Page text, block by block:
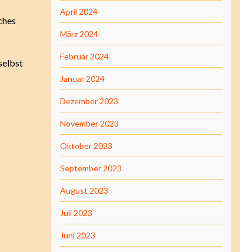
April 2024
März 2024
Februar 2024
Januar 2024
Dezember 2023
November 2023
Oktober 2023
September 2023
August 2023
Juli 2023
Juni 2023